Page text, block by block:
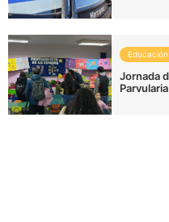
Educación
Jornada